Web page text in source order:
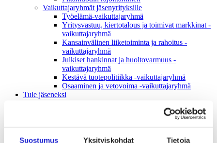
Suostumus Yksityiskohdat Tietoja
Vaikuttajaryhmät jäsenyrityksille
Työelämä-vaikuttajaryhmä
Yritysvastuu, kiertotalous ja toimivat markkinat -
vaikuttajaryhmä
Kansainvälinen liiketoiminta ja rahoitus -
vaikuttajaryhmä
Julkiset hankinnat ja huoltovarmuus -
vaikuttajaryhmä
Kestävä tuotepolitiikka​ -vaikuttajaryhmä
Osaaminen ja vetovoima -vaikuttajaryhmä
Tule jäseneksi
Liity kumppani­jäseneksi
Suomen Tekstiili & Muoti